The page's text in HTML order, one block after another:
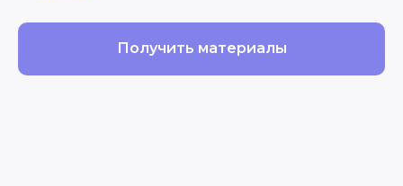
Получить материалы